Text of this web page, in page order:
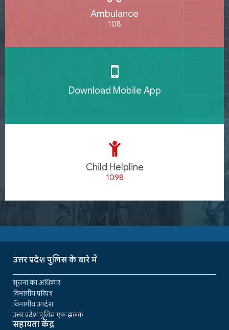
Ambulance
108
Download Mobile App
Child Helpline
1098
उत्तर प्रदेश पुलिस के बारे में
सूचना का अधिकार
विभागीय परिपत्र
विभागीय आदेश
उत्तर प्रदेश पुलिस एक झलक
सहायता केंद्र